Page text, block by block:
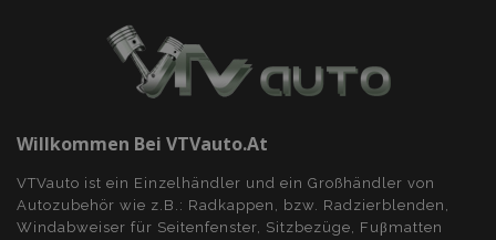
Willkommen Bei VTVauto.at
VTVauto ist ein Einzelhändler und ein Großhändler von
Autozubehör wie z.B.: Radkappen, bzw. Radzierblenden,
Windabweiser für Seitenfenster, Sitzbezüge, Fuβmatten
product_data_storage
Adobe Inc.
www.vtvauto.at
recently_viewed_product_previous
Adobe Inc.
www.vtvauto.at